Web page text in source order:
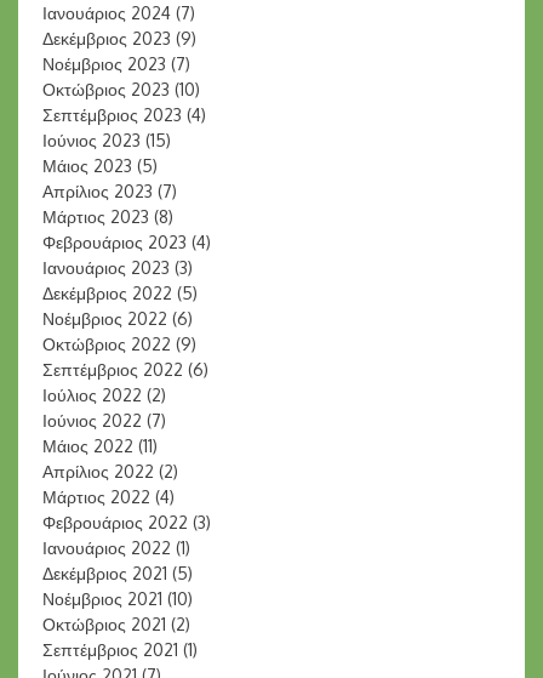
Ιανουάριος 2024 (7)
Δεκέμβριος 2023 (9)
Νοέμβριος 2023 (7)
Οκτώβριος 2023 (10)
Σεπτέμβριος 2023 (4)
Ιούνιος 2023 (15)
Μάιος 2023 (5)
Απρίλιος 2023 (7)
Μάρτιος 2023 (8)
Φεβρουάριος 2023 (4)
Ιανουάριος 2023 (3)
Δεκέμβριος 2022 (5)
Νοέμβριος 2022 (6)
Οκτώβριος 2022 (9)
Σεπτέμβριος 2022 (6)
Ιούλιος 2022 (2)
Ιούνιος 2022 (7)
Μάιος 2022 (11)
Απρίλιος 2022 (2)
Μάρτιος 2022 (4)
Φεβρουάριος 2022 (3)
Ιανουάριος 2022 (1)
Δεκέμβριος 2021 (5)
Νοέμβριος 2021 (10)
Οκτώβριος 2021 (2)
Σεπτέμβριος 2021 (1)